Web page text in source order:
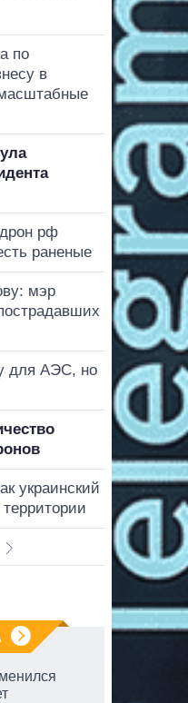
по
в
рф
раненые
мэр
для АЭС, но
украинский